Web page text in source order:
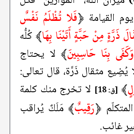
القيامة ﴿فَلا تُظْلَمُ نَفْسٌ
ذَرَّةٍ مِنْ حَبَّةٍ أَتَيْنَا بِهَا﴾ كُلُّه
وَكَفَى بِنَا حَاسِبِينَ﴾ لا يحتاج
يُضِيع مثقال ذَرَّة، قال تعالى:
﴾ [ق: 18] لا تخرج منك كلمة
﴿رَقِيبٌ﴾مَلَكٌ يُراقب
غائب.